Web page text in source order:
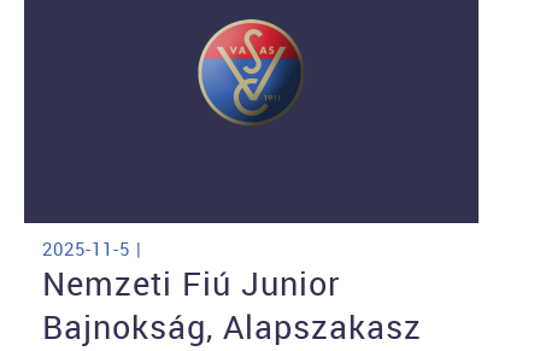
2025-11-5 |
Nemzeti Fiú Junior
Bajnokság, Alapszakasz